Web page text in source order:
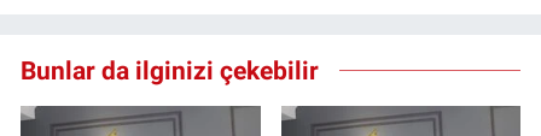
Bunlar da ilginizi çekebilir